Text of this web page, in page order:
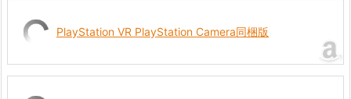
PlayStation VR PlayStation Camera同梱版